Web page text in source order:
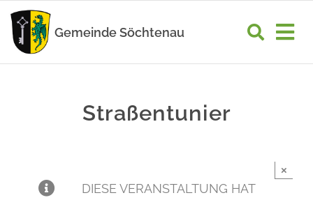
Zum
Inhalt
springen
Gemeinde Söchtenau
WIRTSCHAFT
Straßentunier
DIESE VERANSTALTUNG HAT
×